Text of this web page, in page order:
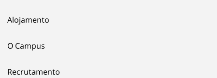
Alojamento
O Campus
Recrutamento